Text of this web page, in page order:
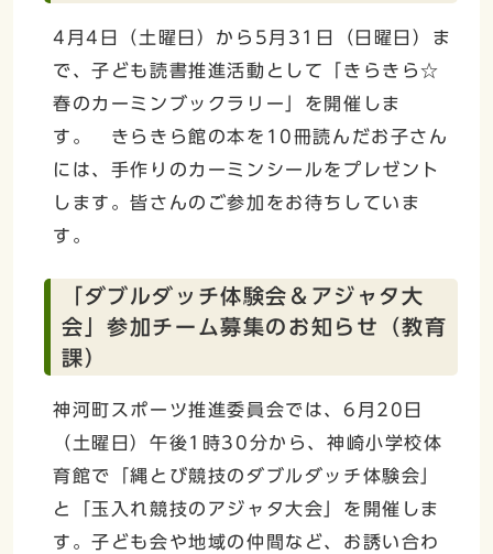
4月4日（土曜日）から5月31日（日曜日）ま
で、子ども読書推進活動として「きらきら☆
春のカーミンブックラリー」を開催しま
す。 きらきら館の本を10冊読んだお子さん
には、手作りのカーミンシールをプレゼント
します。皆さんのご参加をお待ちしていま
す。
「ダブルダッチ体験会＆アジャタ大
会」参加チーム募集のお知らせ（教育
課）
神河町スポーツ推進委員会では、6月20日
（土曜日）午後1時30分から、神崎小学校体
育館で「縄とび競技のダブルダッチ体験会」
と「玉入れ競技のアジャタ大会」を開催しま
す。子ども会や地域の仲間など、お誘い合わ